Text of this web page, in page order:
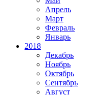
Апрель
Март
Февраль
Январь
2018
Декабрь
Ноябрь
Октябрь
Сентябрь
Август